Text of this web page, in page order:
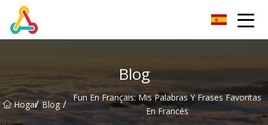
Blog
Hogar/ Blog / Fun En Français: Mis Palabras Y Frases Favoritas
En Francés